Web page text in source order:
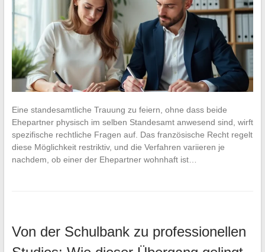
Eine standesamtliche Trauung zu feiern, ohne dass beide
Ehepartner physisch im selben Standesamt anwesend sind, wirft
spezifische rechtliche Fragen auf. Das französische Recht regelt
diese Möglichkeit restriktiv, und die Verfahren variieren je
nachdem, ob einer der Ehepartner wohnhaft ist…
Von der Schulbank zu professionellen